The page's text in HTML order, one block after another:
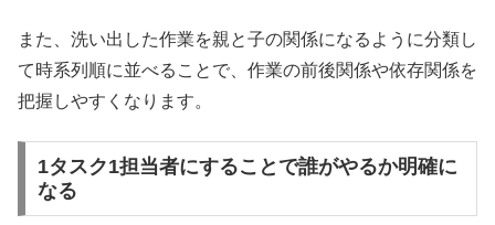
また、洗い出した作業を親と子の関係になるように分類し
て時系列順に並べることで、作業の前後関係や依存関係を
把握しやすくなります。
1タスク1担当者にすることで誰がやるか明確に
なる